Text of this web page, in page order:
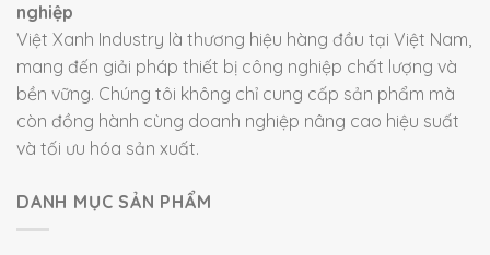
nghiệp
Việt Xanh Industry là thương hiệu hàng đầu tại Việt Nam,
mang đến giải pháp thiết bị công nghiệp chất lượng và
bền vững. Chúng tôi không chỉ cung cấp sản phẩm mà
còn đồng hành cùng doanh nghiệp nâng cao hiệu suất
và tối ưu hóa sản xuất.
DANH MỤC SẢN PHẨM